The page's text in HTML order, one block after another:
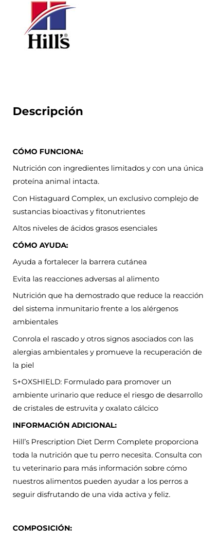
Descripción
CÓMO FUNCIONA:
Nutrición con ingredientes limitados y con una única
proteína animal intacta.
Con Histaguard Complex, un exclusivo complejo de
sustancias bioactivas y fitonutrientes
Altos niveles de ácidos grasos esenciales
CÓMO AYUDA:
Ayuda a fortalecer la barrera cutánea
Evita las reacciones adversas al alimento
Nutrición que ha demostrado que reduce la reacción
del sistema inmunitario frente a los alérgenos
ambientales
Conrola el rascado y otros signos asociados con las
alergias ambientales y promueve la recuperación de
la piel
S+OXSHIELD: Formulado para promover un
ambiente urinario que reduce el riesgo de desarrollo
de cristales de estruvita y oxalato cálcico
INFORMACIÓN ADICIONAL:
Hill’s Prescription Diet Derm Complete proporciona
toda la nutrición que tu perro necesita. Consulta con
tu veterinario para más información sobre cómo
nuestros alimentos pueden ayudar a los perros a
seguir disfrutando de una vida activa y feliz.
COMPOSICIÓN: